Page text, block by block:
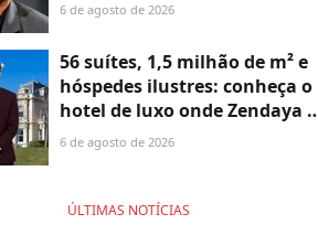
elenco'
6 de agosto de 2026
56 suítes, 1,5 milhão de m² e
hóspedes ilustres: conheça o
hotel de luxo onde Zendaya e
Tom Holland celebraram o
6 de agosto de 2026
ÚLTIMAS NOTÍCIAS